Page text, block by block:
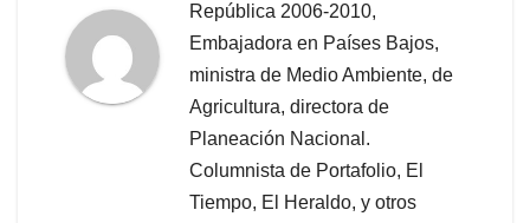
República 2006-2010,
Embajadora en Países Bajos,
ministra de Medio Ambiente, de
Agricultura, directora de
Planeación Nacional.
Columnista de Portafolio, El
Tiempo, El Heraldo, y otros